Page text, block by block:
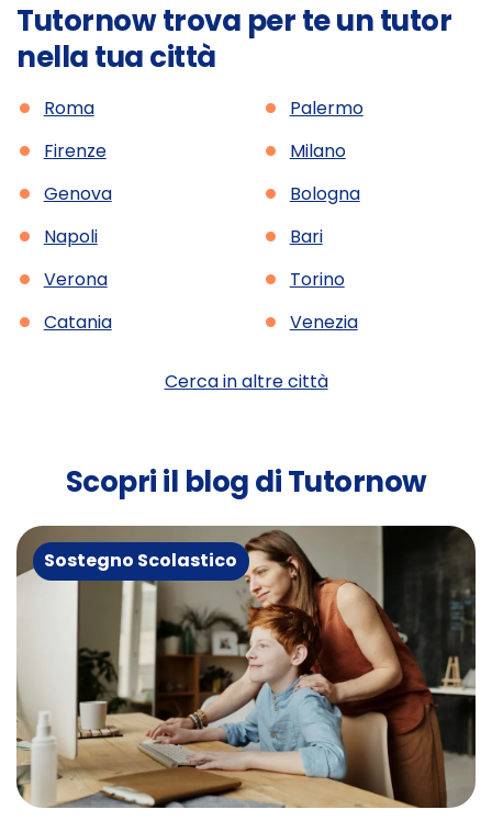
Tutornow trova per te un tutor
nella tua città
• Roma • Palermo
• Firenze • Milano
• Genova • Bologna
• Napoli • Bari
• Verona • Torino
• Catania • Venezia
Cerca in altre città
Scopri il blog di Tutornow
Sostegno Scolastico